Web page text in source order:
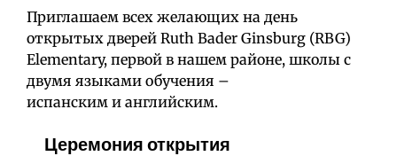
Приглашаем всех желающих на день
открытых дверей Ruth Bader Ginsburg (RBG)
Elementary, первой в нашем районе, школы с
двумя языками обучения –
испанским и английским.
Церемония открытия